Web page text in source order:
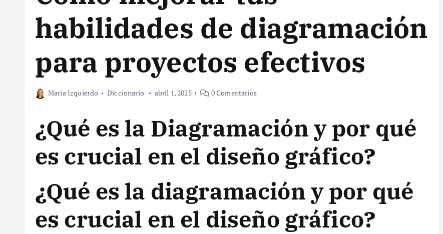
habilidades de diagramación
para proyectos efectivos
Maria Izquierdo Diccionario abril 1, 2025 0 Comentarios
¿Qué es la Diagramación y por qué
es crucial en el diseño gráfico?
¿Qué es la diagramación y por qué
es crucial en el diseño gráfico?